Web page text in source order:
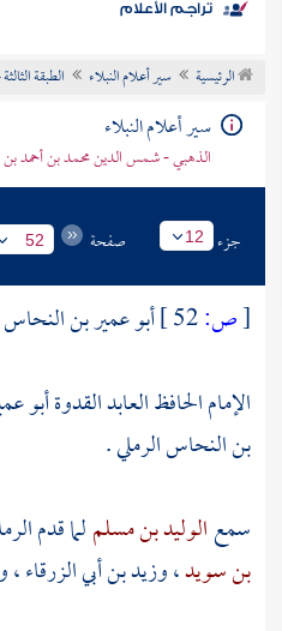
موضوعي
تراجم الأعلام
الرئيسية سير أعلام النبلاء الطبقة
سير أعلام النبلاء
الذهبي - شمس الدين محمد بن أحمد بن
جزء 12 صفحة 52
[ص:
أبو عمير بن النحاس
الإمام الحافظ العابد القدوة
بن النحاس الرملي .
سمعالوليد بن مسلملما قدم
بن سويد،وزيد بن أبي الزرقاء،